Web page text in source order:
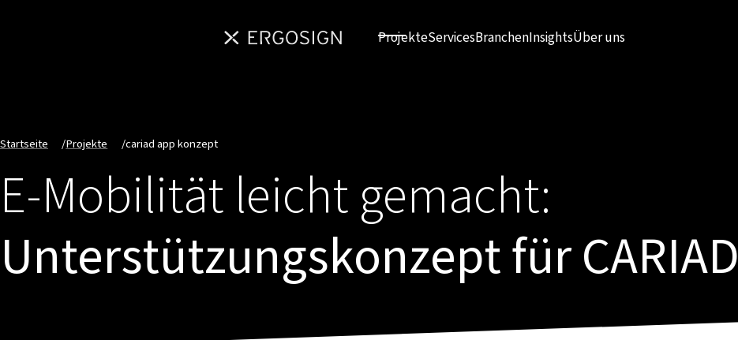
ProjekteServicesBranchenInsightsÜber uns
Startseite /Projekte /cariad app konzept
E-Mobilität leicht gemacht:
Unterstützungskonzept für CARIAD